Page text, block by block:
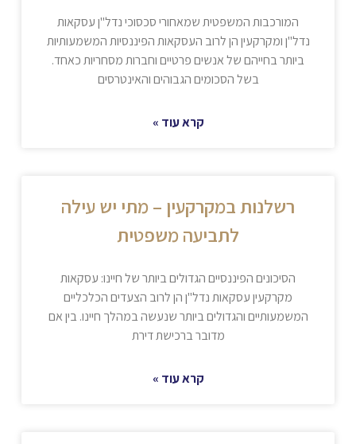
המורכבות המשפטית שמאחורי סכסוכי נדל"ן עסקאות
נדל"ן ומקרקעין הן לרוב העסקאות הפיננסיות המשמעותיות
ביותר בחייהם של אנשים פרטיים וחברות מסחריות כאחד.
בשל הסכומים הגבוהים והאינטרסים
קרא עוד »
רשלנות במקרקעין – מתי יש עילה
לתביעה משפטית
הסיכונים הפיננסיים הגדולים ביותר של חיינו: עסקאות
מקרקעין עסקאות נדל"ן הן לרוב הצעדים הכלכליים
המשמעותיים והגדולים ביותר שנעשה במהלך חיינו. בין אם
מדובר ברכישת דירת
קרא עוד »